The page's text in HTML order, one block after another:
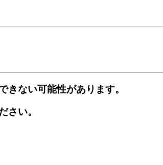
きない可能性があります。
さい。